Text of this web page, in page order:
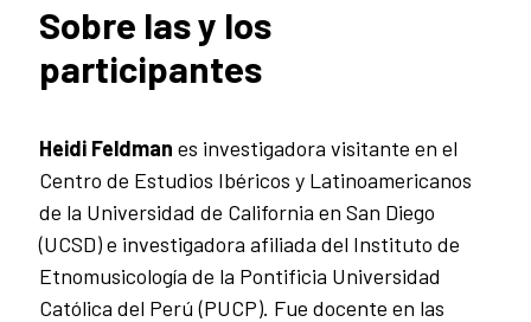
Sobre las y los
participantes
Heidi Feldman es investigadora visitante en el
Centro de Estudios Ibéricos y Latinoamericanos
de la Universidad de California en San Diego
(UCSD) e investigadora afiliada del Instituto de
Etnomusicología de la Pontificia Universidad
Católica del Perú (PUCP). Fue docente en las